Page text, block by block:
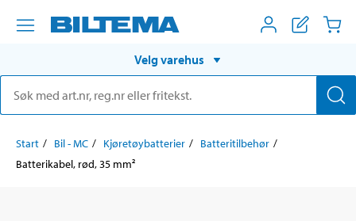
Velg varehus
Start Bil - MC Kjøretøybatterier
Batteritilbehør
Batterikabel, rød, 35 mm²